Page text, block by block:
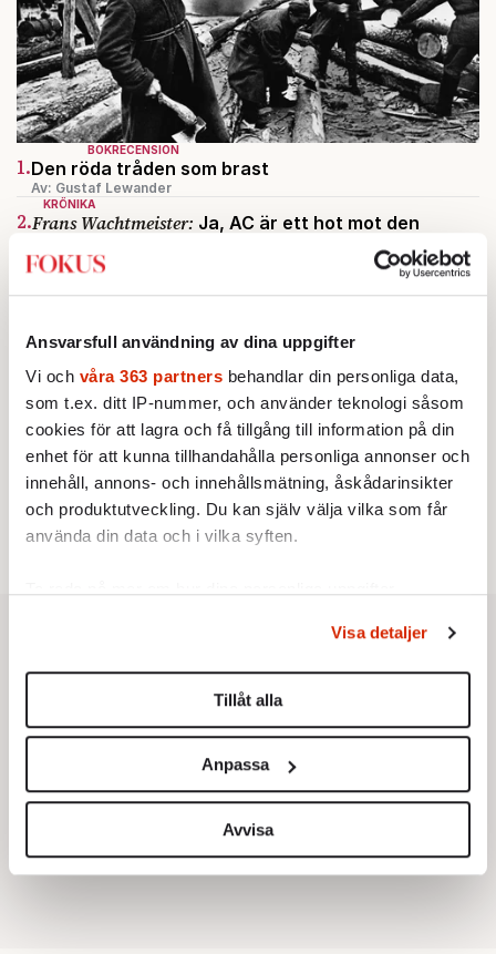
Ansvarsfull användning av dina uppgifter
Vi och våra 363 partners behandlar din personliga data,
som t.ex. ditt IP-nummer, och använder teknologi såsom
cookies för att lagra och få tillgång till information på din
enhet för att kunna tillhandahålla personliga annonser och
innehåll, annons- och innehållsmätning, åskådarinsikter
och produktutveckling. Du kan själv välja vilka som får
använda din data och i vilka syften.
Du kan ändra eller dra tillbaka ditt samtycke när som
helst från cookie-förklaringen.
Vi använder enhetsidentifierare för att anpassa innehållet
för sociala medier och analysera vår trafik. Vi
vidarebefordrar även sådana identifierare och annan
information från din enhet till de sociala medier och
annons- och analysföretag som vi samarbetar med.
Dessa kan i sin tur kombinera informationen med annan
Visa detaljer
Tillåt alla
Anpassa
Avvisa
BOKRECENSION
1.Den röda tråden som brast
Av: Gustaf Lewander
KRÖNIKA
2.Frans Wachtmeister: Ja, AC är ett hot mot den
KRÖNIKA
På ”Kommunisthögskolan” drömde
4.Vattenbristen är här – men var femte liter läcker
ut
Av: Susanne Gäre
STICKET
5.Bitte Assarmo:Sagan om den lågbegåvade
ursprungsbefolkningen i Filipstad
KRÖNIKA
6.Sakine Madon:Efter islamistdådet oroar sig
vänstern för Agnes Wold